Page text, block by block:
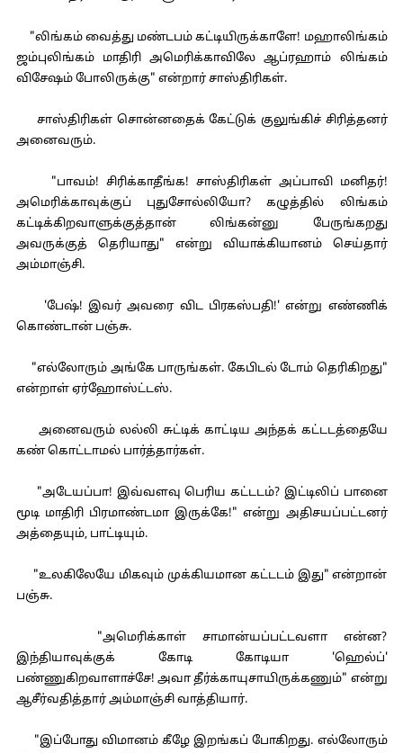
"லிங்கம் வைத்து மண்டபம் கட்டியிருக்காளே! மஹாலிங்கம்
ஜம்புலிங்கம் மாதிரி அமெரிக்காவிலே ஆப்ரஹாம் லிங்கம்
விசேஷம் போலிருக்கு" என்றார் சாஸ்திரிகள்.
சாஸ்திரிகள் சொன்னதைக் கேட்டுக் குலுங்கிச் சிரித்தனர்
அனைவரும்.
"பாவம்! சிரிக்காதீங்க! சாஸ்திரிகள் அப்பாவி மனிதர்!
அமெரிக்காவுக்குப் புதுசோல்லியோ? கழுத்தில் லிங்கம்
கட்டிக்கிறவாளுக்குத்தான் லிங்கன்னு பேருங்கறது
அவருக்குத் தெரியாது" என்று வியாக்கியானம் செய்தார்
அம்மாஞ்சி.
'பேஷ்! இவர் அவரை விட பிரகஸ்பதி!' என்று எண்ணிக்
கொண்டான் பஞ்சு.
"எல்லோரும் அங்கே பாருங்கள். கேபிடல் டோம் தெரிகிறது"
என்றாள் ஏர்ஹோஸ்ட்டஸ்.
அனைவரும் லல்லி சுட்டிக் காட்டிய அந்தக் கட்டடத்தையே
கண் கொட்டாமல் பார்த்தார்கள்.
"அடேயப்பா! இவ்வளவு பெரிய கட்டடம்? இட்டிலிப் பானை
மூடி மாதிரி பிரமாண்டமா இருக்கே!" என்று அதிசயப்பட்டனர்
அத்தையும், பாட்டியும்.
"உலகிலேயே மிகவும் முக்கியமான கட்டடம் இது" என்றான்
பஞ்சு.
"அமெரிக்காள் சாமான்யப்பட்டவளா என்ன?
இந்தியாவுக்குக் கோடி கோடியா 'ஹெல்ப்'
பண்ணுகிறவாளாச்சே! அவா தீர்க்காயுசாயிருக்கணும்" என்று
ஆசீர்வதித்தார் அம்மாஞ்சி வாத்தியார்.
"இப்போது விமானம் கீழே இறங்கப் போகிறது. எல்லோரும்